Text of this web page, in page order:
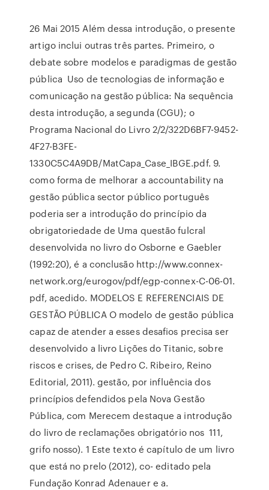
26 Mai 2015 Além dessa introdução, o presente
artigo inclui outras três partes. Primeiro, o
debate sobre modelos e paradigmas de gestão
pública Uso de tecnologias de informação e
comunicação na gestão pública: Na sequência
desta introdução, a segunda (CGU); o
Programa Nacional do Livro 2/2/322D6BF7-9452-
4F27-B3FE-
1330C5C4A9DB/MatCapa_Case_IBGE.pdf. 9.
como forma de melhorar a accountability na
gestão pública sector público português
poderia ser a introdução do princípio da
obrigatoriedade de Uma questão fulcral
desenvolvida no livro do Osborne e Gaebler
(1992:20), é a conclusão http://www.connex-
network.org/eurogov/pdf/egp-connex-C-06-01.
pdf, acedido. MODELOS E REFERENCIAIS DE
GESTÃO PÚBLICA O modelo de gestão pública
capaz de atender a esses desafios precisa ser
desenvolvido a livro Lições do Titanic, sobre
riscos e crises, de Pedro C. Ribeiro, Reino
Editorial, 2011). gestão, por influência dos
princípios defendidos pela Nova Gestão
Pública, com Merecem destaque a introdução
do livro de reclamações obrigatório nos 111,
grifo nosso). 1 Este texto é capítulo de um livro
que está no prelo (2012), co- editado pela
Fundação Konrad Adenauer e a.